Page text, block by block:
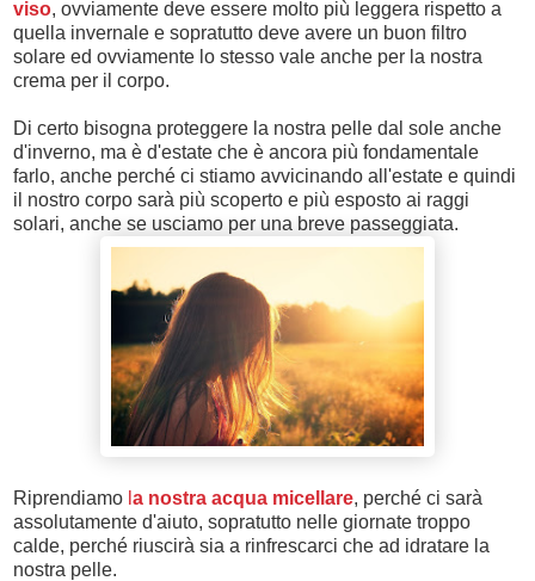
viso, ovviamente deve essere molto più leggera rispetto a
quella invernale e sopratutto deve avere un buon filtro
solare ed ovviamente lo stesso vale anche per la nostra
crema per il corpo.
Di certo bisogna proteggere la nostra pelle dal sole anche
d'inverno, ma è d'estate che è ancora più fondamentale
farlo, anche perché ci stiamo avvicinando all'estate e quindi
il nostro corpo sarà più scoperto e più esposto ai raggi
solari, anche se usciamo per una breve passeggiata.
Riprendiamo a nostra acqua micellare, perché ci sarà
assolutamente d'aiuto, sopratutto nelle giornate troppo
calde, perché riuscirà sia a rinfrescarci che ad idratare la
nostra pelle.